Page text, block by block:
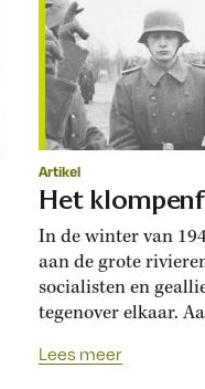
Artikel
Het
In de winter van
aan de grote
socialisten en
tegenover elkaar.
soldaten mee.
Lees meer